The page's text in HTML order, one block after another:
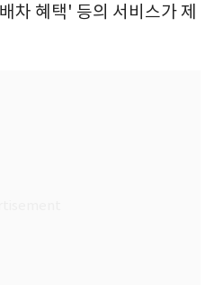
차 혜택' 등의 서비스가 제